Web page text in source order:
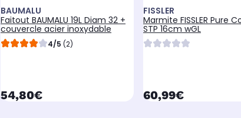
BAUMALU
Faitout BAUMALU 19L Diam 32 +
couvercle acier inoxydable
4/5 (2)
currentPrice
54,80€
FISSLER
Marmite FISSLER Pure
STP 16cm wGL
currentPrice
60,99€